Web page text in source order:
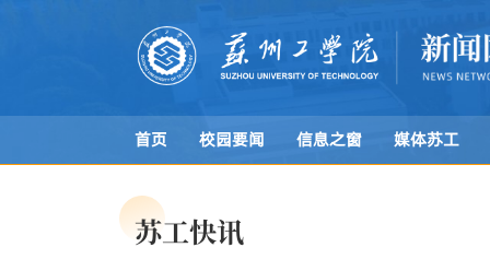
首页 校园要闻 信息之窗 媒体苏工
苏工快讯